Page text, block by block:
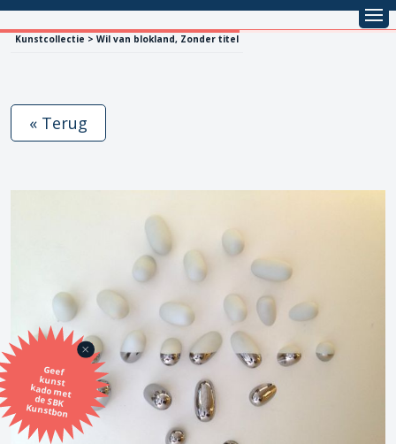
Kunstcollectie > Wil van blokland, Zonder titel
Geef
kunst
kado met
de SBK
Kunstbon
« Terug